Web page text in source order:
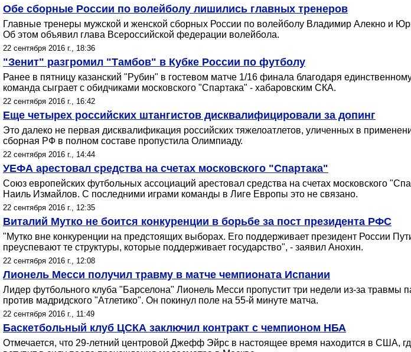
Обе сборные России по волейболу лишились главных тренеров
Главные тренеры мужской и женской сборных России по волейболу Владимир Алекно и
Об этом объявил глава Всероссийской федерации волейбола.
22 сентября 2016 г., 18:36
"Зенит" разгромил "Тамбов" в Кубке России по футболу
Ранее в пятницу казанский "Рубин" в гостевом матче 1/16 финала благодаря
команда сыграет с обидчиками московского "Спартака" - хабаровским СКА.
22 сентября 2016 г., 16:42
Еще четырех российских штангистов дисквалифицировали за допинг
Это далеко не первая дисквалификация российских тяжелоатлетов, уличенных в
сборная РФ в полном составе пропустила Олимпиаду.
22 сентября 2016 г., 14:44
УЕФА арестовал средства на счетах московского "Спартака"
Союз европейских футбольных ассоциаций арестовал средства на счетах московского
Наиль Измайлов. С последними играми команды в Лиге Европы это не связано.
22 сентября 2016 г., 12:35
Виталий Мутко не боится конкуренции в борьбе за пост президента РФС
"Мутко вне конкуренции на предстоящих выборах. Его поддерживает президент России
преуспевают те структуры, которые поддерживает государство", - заявил Анохин.
22 сентября 2016 г., 12:08
Лионель Месси получил травму в матче чемпионата Испании
Лидер футбольного клуба "Барселона" Лионель Месси пропустит три недели из-за
против мадридского "Атлетико". Он покинул поле на 55-й минуте матча.
22 сентября 2016 г., 11:49
Баскетбольный клуб ЦСКА заключил контракт с чемпионом НБА
Отмечается, что 29-летний центровой Джефф Эйрс в настоящее время находится в США,